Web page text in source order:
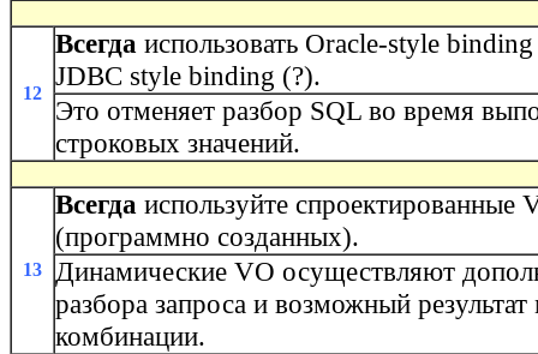
12
Всегда использовать Oracle-style
JDBC style binding (?).
Это отменяет разбор SQL во время
строковых значений.
13
Всегда используйте спроектированные
(программно созданных).
Динамические VO осуществляют
разбора запроса и возможный
комбинации.